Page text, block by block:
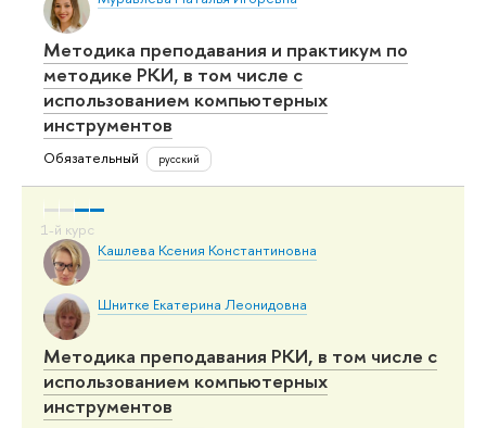
Методика преподавания и практикум по
методике РКИ, в том числе с
использованием компьютерных
инструментов
Обязательный русский
Кашлева Ксения Константиновна
Шнитке Екатерина Леонидовна
Методика преподавания РКИ, в том числе с
использованием компьютерных
инструментов